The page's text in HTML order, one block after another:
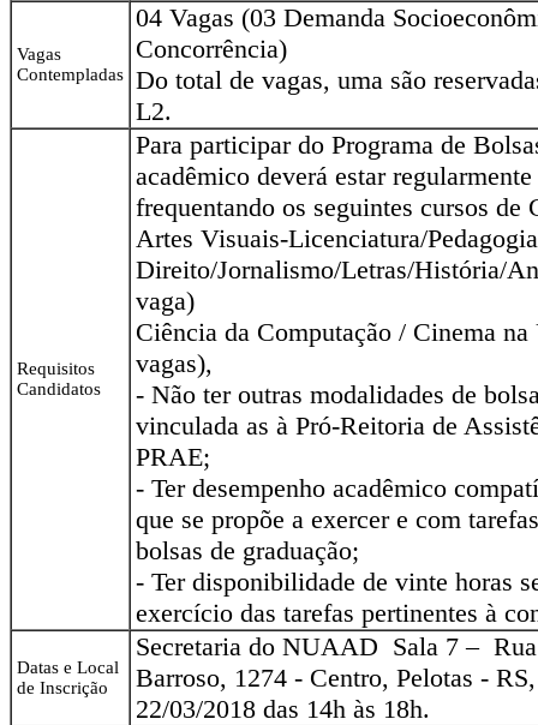
Vagas
Contempladas
04 Vagas (03 Demanda
Concorrência)
Do total de vagas, uma são
L2.
Requisitos
Candidatos
Para participar do Programa de
acadêmico deverá estar
frequentando os seguintes cursos de
Artes Visuais-Licenciatura/
Direito/Jornalismo/Letras/História/
vaga)
Ciência da Computação / Cinema na
vagas),
- Não ter outras modalidades de
vinculada as à Pró-Reitoria de
PRAE;
- Ter desempenho acadêmico
que se propõe a exercer e com
bolsas de graduação;
- Ter disponibilidade de vinte horas
exercício das tarefas pertinentes à
Datas e Local
de Inscrição
Secretaria do NUAAD Sala 7 –
Barroso, 1274 - Centro, Pelotas -
22/03/2018 das 14h às 18h.